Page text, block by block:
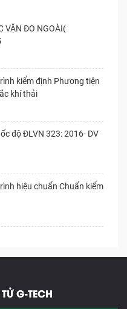
VẶN ĐO NGOÀI(
kiểm định Phương tiện
khí thải
độ ĐLVN 323: 2016- DV
hiệu chuẩn Chuẩn kiểm
G-TECH